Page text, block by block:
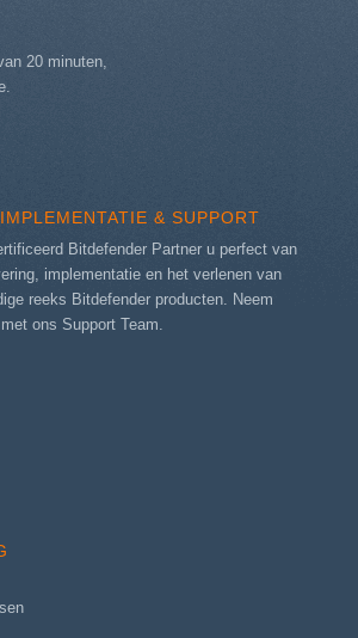
20 minuten,
& SUPPORT
Bitdefender Partner u perfect van
implementatie en het verlenen van
reeks Bitdefender producten. Neem
ons Support Team.